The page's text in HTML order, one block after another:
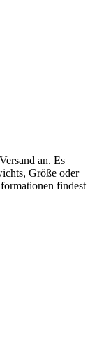
an. Es
Größe oder
findest